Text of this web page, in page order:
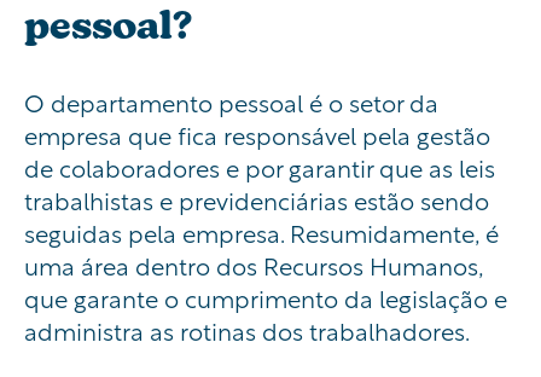
pessoal?
O departamento pessoal é o setor da
empresa que fica responsável pela gestão
de colaboradores e por garantir que as leis
trabalhistas e previdenciárias estão sendo
seguidas pela empresa. Resumidamente, é
uma área dentro dos Recursos Humanos,
que garante o cumprimento da legislação e
administra as rotinas dos trabalhadores.